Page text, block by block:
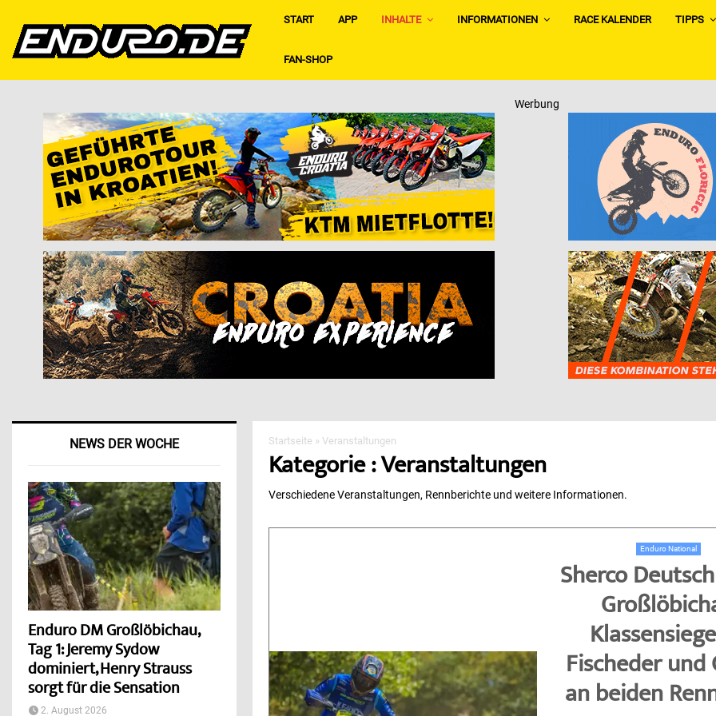
START APP INHALTE INFORMATIONEN RACE KALENDER TIPPS
FAN-SHOP
Werbung
Startseite »Veranstaltungen
Kategorie : Veranstaltungen
Verschiedene Veranstaltungen, Rennberichte und weitere Informationen.
Enduro National
Sherco
Fischeder und
an beiden
NEWS DER WOCHE
Enduro DM Großlöbichau,
Tag 1: Jeremy Sydow
dominiert, Henry Strauss
sorgt für die Sensation
2. August 2026